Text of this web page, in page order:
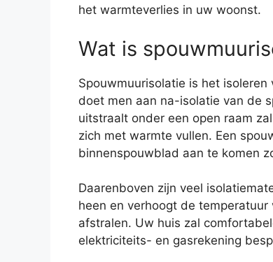
het warmteverlies in uw woonst.
Wat is
Spouwmuurisolatie is het
doet men aan na-isolatie van de
uitstraalt onder een open raam
zich met warmte vullen. Een
binnenspouwblad aan te komen
Daarenboven zijn veel
heen en verhoogt de
afstralen. Uw huis zal
elektriciteits- en gasrekening